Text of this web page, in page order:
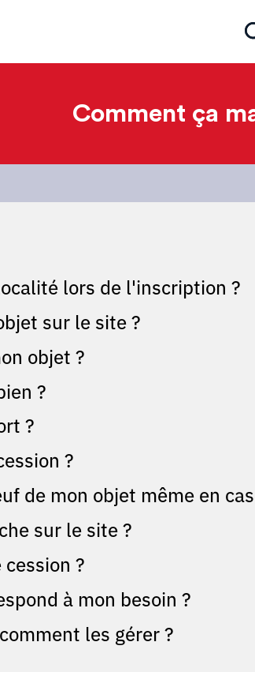
Comment ça
lors de l'inscription ?
sur le site ?
objet ?
?
?
?
de mon objet même en
sur le site ?
?
à mon besoin ?
les gérer ?